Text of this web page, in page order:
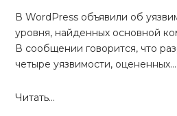
В WordPress объявили об
уровня, найденных основной
В сообщении говорится, что
четыре уязвимости, оцененных…
Читать...